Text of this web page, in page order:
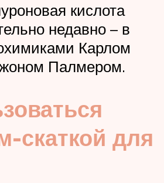
кислота
недавно – в
Карлом
Палмером.
скаткой для